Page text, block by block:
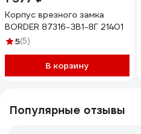
Корпус врезного замка
BORDER 87316-ЗВ1-8Г 21401
5(5)
В корзину
Популярные отзывы